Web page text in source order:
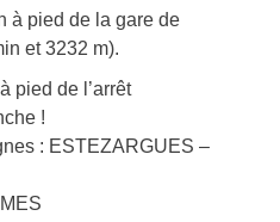
à pied de la gare de
et 3232 m).
pied de l’arrêt
!
: ESTEZARGUES –